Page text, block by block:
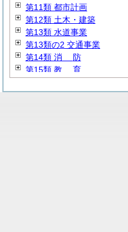
第11類 都市計画
第12類 土木・建築
第13類 水道事業
第13類の2 交通事業
第14類 消 防
第15類 教 育